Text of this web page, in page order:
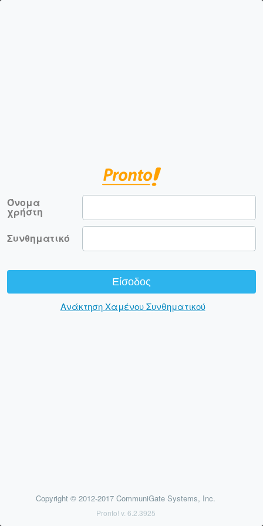
Όνομα
χρήστη
Συνθηματικό
Ανάκτηση Χαμένου Συνθηματικού
Copyright © 2012-2017 CommuniGate Systems, Inc.
Pronto! v. 6.2.3925